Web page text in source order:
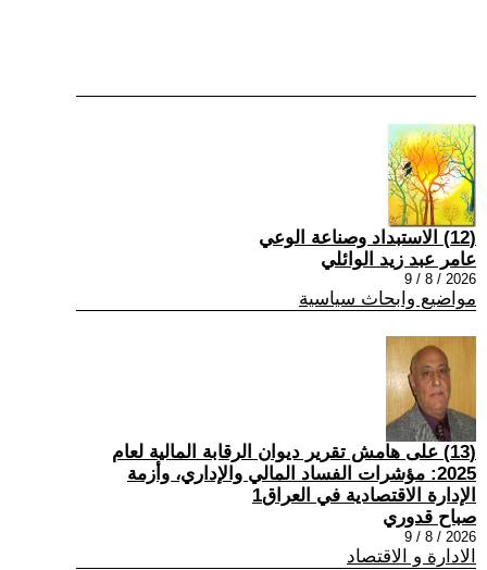
(12) الاستبداد وصناعة الوعي
عامر عبد زيد الوائلي
2026 / 8 / 9
مواضيع وابحاث سياسية
(13) على هامش تقرير ديوان الرقابة المالية لعام
2025: مؤشرات الفساد المالي والإداري، وأزمة
الإدارة الاقتصادية في العراق1
صباح قدوري
2026 / 8 / 9
الادارة و الاقتصاد